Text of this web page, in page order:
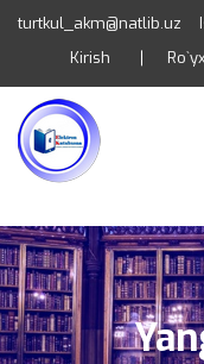
turtkul_akm@natlib.uz
Kirish